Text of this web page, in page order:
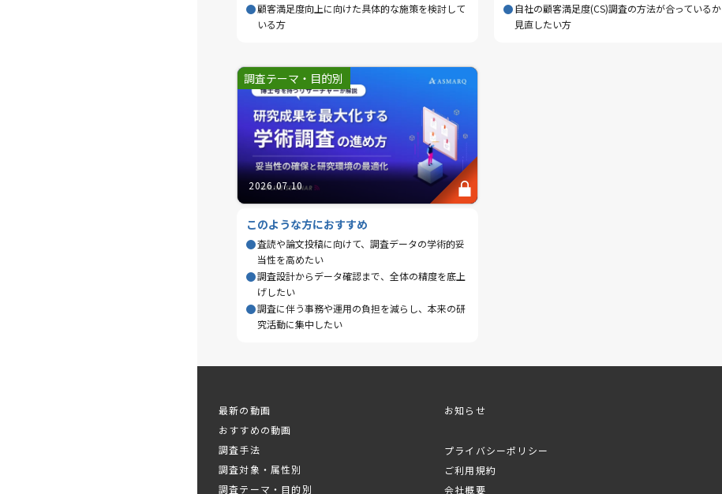
顧客満足度向上に向けた具体的な施策を検討して
いる方
自社の顧客満足度(CS)調査の方法が合っているか
見直したい方
調査テーマ・目的別
2026.07.10
このような方におすすめ
査読や論文投稿に向けて、調査データの学術的妥
当性を高めたい
調査設計からデータ確認まで、全体の精度を底上
げしたい
調査に伴う事務や運用の負担を減らし、本来の研
究活動に集中したい
最新の動画
おすすめの動画
調査手法
調査対象・属性別
調査テーマ・目的別
お知らせ
プライバシーポリシー
ご利用規約
会社概要